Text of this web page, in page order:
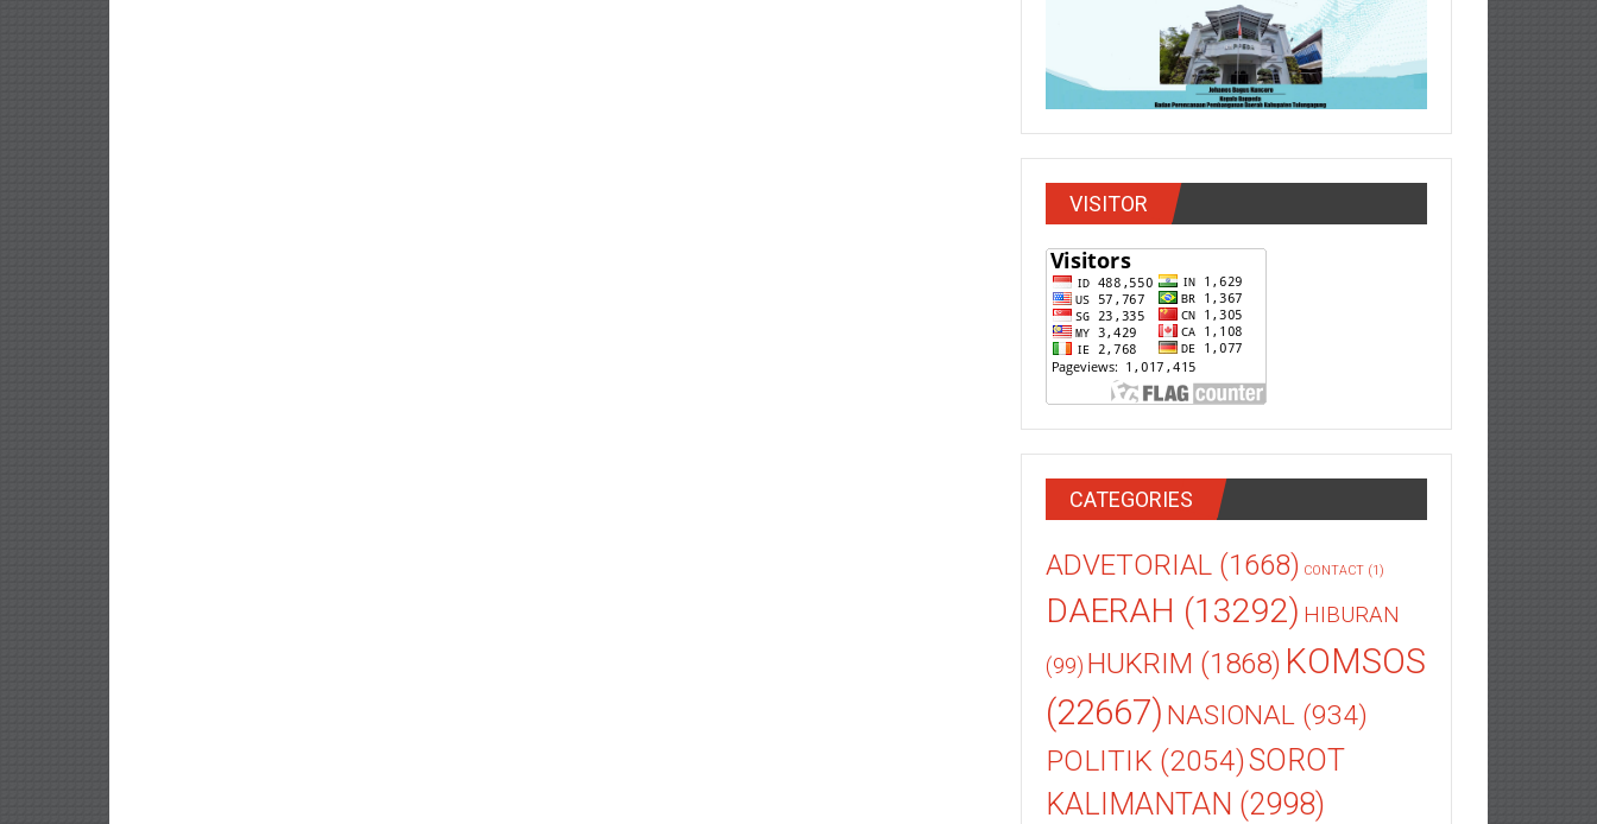
VISITOR
CATEGORIES
ADVETORIAL (1668) CONTACT (1)
DAERAH (13292) HIBURAN
(99) HUKRIM (1868) KOMSOS
(22667) NASIONAL (934)
POLITIK (2054)SOROT
KALIMANTAN (2998)